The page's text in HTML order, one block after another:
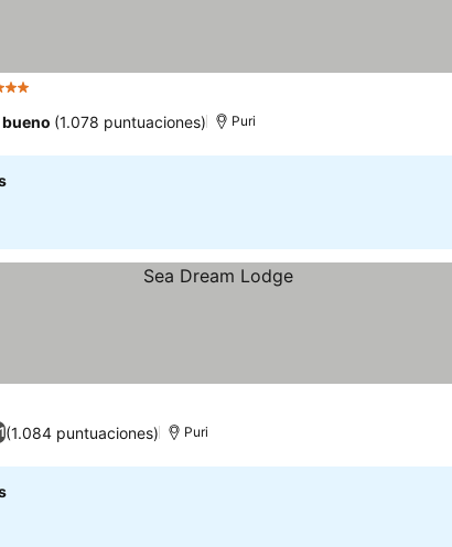
Estrellas
(1.078 puntuaciones) Puri
(1.084 puntuaciones) Puri